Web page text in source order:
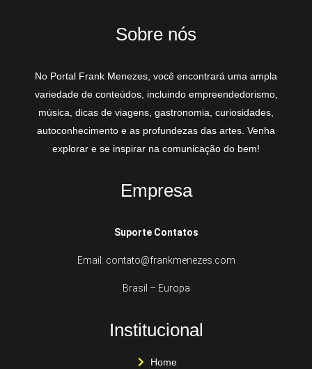
Sobre nós
No Portal Frank Menezes, você encontrará uma ampla
variedade de conteúdos, incluindo empreendedorismo,
música, dicas de viagens, gastronomia, curiosidades,
autoconhecimento e as profundezas das artes. Venha
explorar e se inspirar na comunicação do bem!
Empresa
Suporte Contatos
Email: contato@frankmenezes.com
Brasil – Europa
Institucional
Home